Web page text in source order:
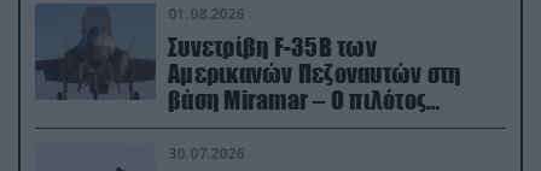
01.08.2026
Συνετρίβη F-35B των
Αμερικανών Πεζοναυτών στη
βάση Miramar – Ο πιλότος
εκτινάχθηκε εγκαίρως
30.07.2026